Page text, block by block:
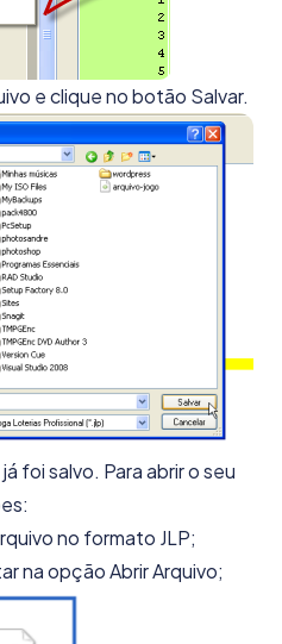
e clique no botão Salvar.
foi salvo. Para abrir o seu
no formato JLP;
na opção Abrir Arquivo;